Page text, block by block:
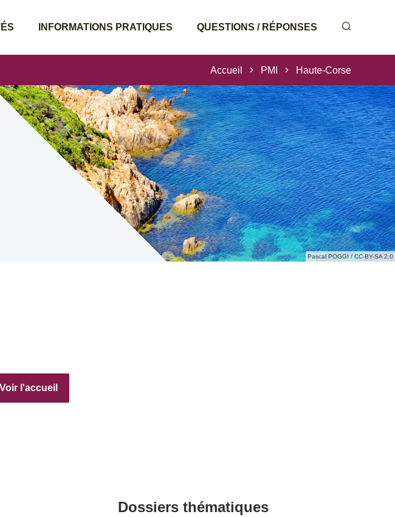
INFORMATIONS PRATIQUES QUESTIONS / RÉPONSES
Accueil PMI Haute-Corse
Pascal POGGI / CC-BY-SA 2.0
Voir l'accueil
Dossiers thématiques